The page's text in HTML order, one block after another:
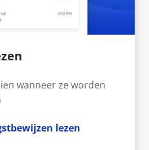
wanneer ze worden
lezen